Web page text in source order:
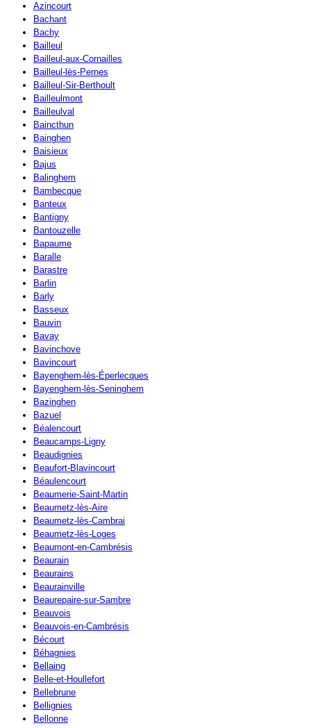
Azincourt
Bachant
Bachy
Bailleul
Bailleul-aux-Cornailles
Bailleul-lès-Pernes
Bailleul-Sir-Berthoult
Bailleulmont
Bailleulval
Baincthun
Bainghen
Baisieux
Bajus
Balinghem
Bambecque
Banteux
Bantigny
Bantouzelle
Bapaume
Baralle
Barastre
Barlin
Barly
Basseux
Bauvin
Bavay
Bavinchove
Bavincourt
Bayenghem-lès-Éperlecques
Bayenghem-lès-Seninghem
Bazinghen
Bazuel
Béalencourt
Beaucamps-Ligny
Beaudignies
Beaufort-Blavincourt
Béaulencourt
Beaumerie-Saint-Martin
Beaumetz-lès-Aire
Beaumetz-lès-Cambrai
Beaumetz-lès-Loges
Beaumont-en-Cambrésis
Beaurain
Beaurains
Beaurainville
Beaurepaire-sur-Sambre
Beauvois
Beauvois-en-Cambrésis
Bécourt
Béhagnies
Bellaing
Belle-et-Houllefort
Bellebrune
Bellignies
Bellonne